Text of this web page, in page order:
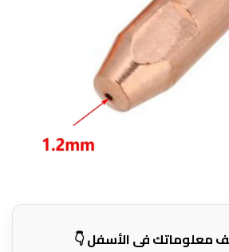
معلوماتك في الأسفل 👇